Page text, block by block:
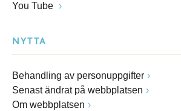
You Tube
NYTTA
Behandling av personuppgifter
Senast ändrat på webbplatsen
Om webbplatsen